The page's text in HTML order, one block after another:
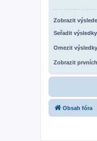
Zobrazit
Seřadit
Omezit
Zobrazit
Obsah fóra